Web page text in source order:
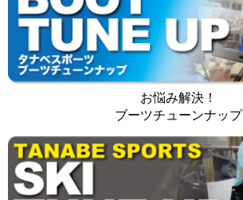
お悩み解決！
ブーツチューンナップ